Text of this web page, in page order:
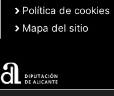
Política de cookies
Mapa del sitio
© 2025 Web desarrollada por